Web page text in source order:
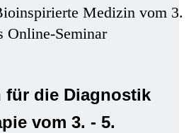
Medizin vom 3.
Online-Seminar
für die Diagnostik
vom 3. - 5.